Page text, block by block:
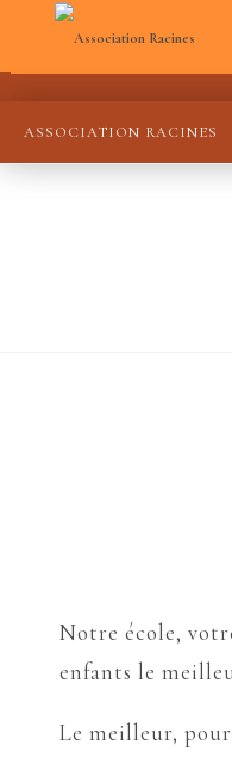
ASSOCIATION RACINES
Notre école,
enfants le
Le meilleur,